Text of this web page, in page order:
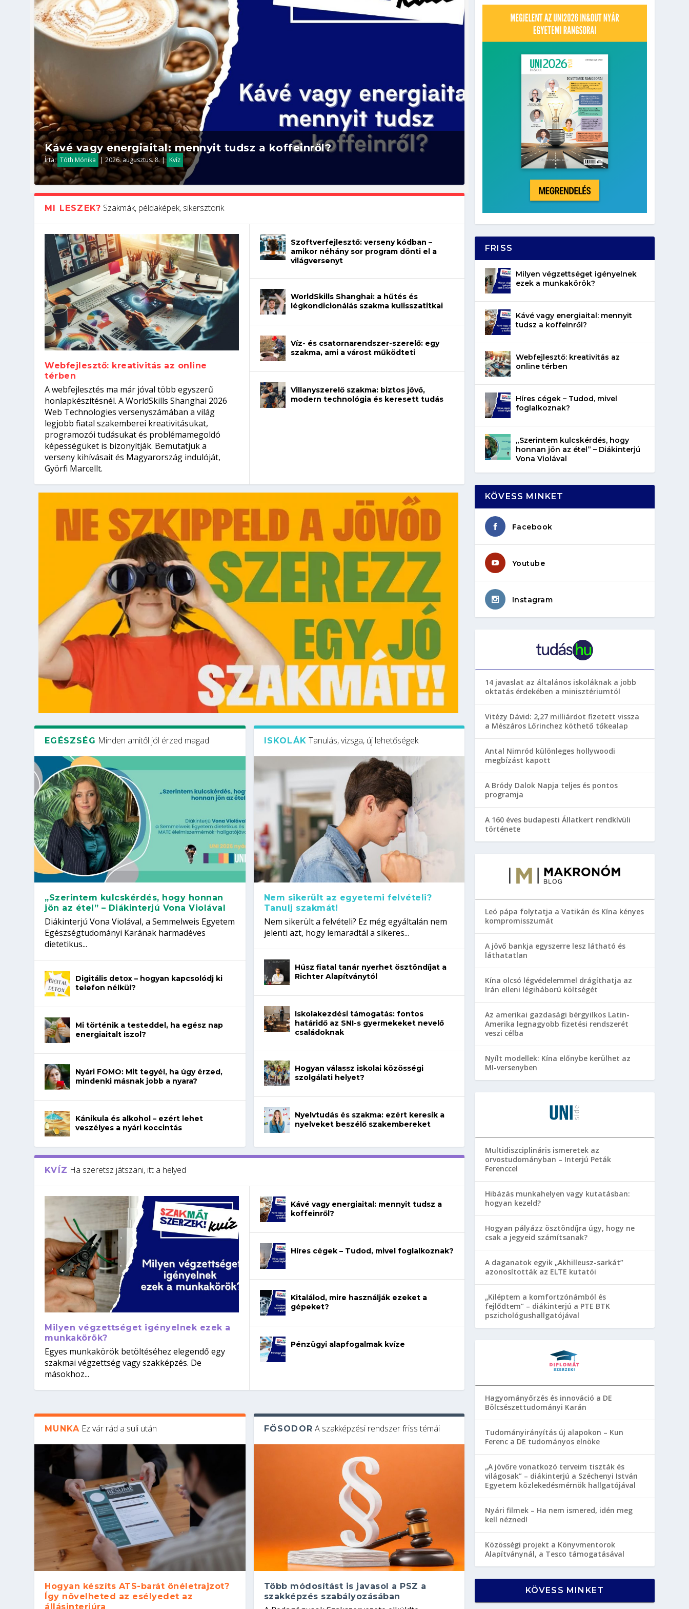
Kávé vagy energiaital: mennyit tudsz a koffeinről?
Írta: Tóth Mónika |2026. augusztus. 8.| Kvíz
Hogyan készíts ATS-barát önéletrajzot? Így növelheted az esélyedet az
állásinterjúra...
Írta: Oláh Erika |2026. augusztus. 5.| Munka
Kitalálod, mire használják ezeket a gépeket?
Írta: Tóth Mónika |2026. augusztus. 4.| Kvíz
Nem sikerült az egyetemi felvételi? Tanulj szakmát!
Írta: Oláh Erika |2026. augusztus. 4.| Iskolák
Szoftverfejlesztő: verseny kódban – amikor néhány sor program dönti
el a világversenyt...
Írta: Szakmát Szerzek | 2026. augusztus. 3.| Mi leszek?
MI LESZEK? Szakmák, példaképek, sikersztorik
Webfejlesztő: kreativitás az online
térben
A webfejlesztés ma már jóval több egyszerű
honlapkészítésnél. A WorldSkills Shanghai 2026
Web Technologies versenyszámában a világ
legjobb fiatal szakemberei kreativitásukat,
programozói tudásukat és problémamegoldó
képességüket is bizonyítják. Bemutatjuk a
verseny kihívásait és Magyarország indulóját,
Györfi Marcellt.
Szoftverfejlesztő: verseny kódban –
amikor néhány sor program dönti el a
világversenyt
WorldSkills Shanghai: a hűtés és
légkondicionálás szakma kulisszatitkai
Víz- és csatornarendszer-szerelő: egy
szakma, ami a várost működteti
Villanyszerelő szakma: biztos jövő,
modern technológia és keresett tudás
EGÉSZSÉG Minden amitől jól érzed magad
„Szerintem kulcskérdés, hogy honnan
jön az étel” – Diákinterjú Vona Violával
Diákinterjú Vona Violával, a Semmelweis Egyetem
Egészségtudományi Karának harmadéves
dietetikus...
Digitális detox – hogyan kapcsolódj ki
telefon nélkül?
Mi történik a testeddel, ha egész nap
energiaitalt iszol?
Nyári FOMO: Mit tegyél, ha úgy érzed,
mindenki másnak jobb a nyara?
Kánikula és alkohol – ezért lehet
veszélyes a nyári koccintás
ISKOLÁK Tanulás, vizsga, új lehetőségek
Nem sikerült az egyetemi felvételi?
Tanulj szakmát!
Nem sikerült a felvételi? Ez még egyáltalán nem
jelenti azt, hogy lemaradtál a sikeres...
Húsz fiatal tanár nyerhet ösztöndíjat a
Richter Alapítványtól
Iskolakezdési támogatás: fontos
határidő az SNI-s gyermekeket nevelő
családoknak
Hogyan válassz iskolai közösségi
szolgálati helyet?
Nyelvtudás és szakma: ezért keresik a
nyelveket beszélő szakembereket
KVÍZ Ha szeretsz játszani, itt a helyed
Milyen végzettséget igényelnek ezek a
munkakörök?
Egyes munkakörök betöltéséhez elegendő egy
szakmai végzettség vagy szakképzés. De
másokhoz...
Kávé vagy energiaital: mennyit tudsz a
koffeinről?
Híres cégek – Tudod, mivel foglalkoznak?
Kitalálod, mire használják ezeket a
gépeket?
Pénzügyi alapfogalmak kvíze
MUNKA Ez vár rád a suli után
Hogyan készíts ATS-barát önéletrajzot?
Így növelheted az esélyedet az
állásinterjúra
FŐSODOR A szakképzési rendszer friss témái
Több módosítást is javasol a PSZ a
szakképzés szabályozásában
FRISS
Milyen végzettséget igényelnek
ezek a munkakörök?
Kávé vagy energiaital: mennyit
tudsz a koffeinről?
Webfejlesztő: kreativitás az
online térben
Híres cégek – Tudod, mivel
foglalkoznak?
„Szerintem kulcskérdés, hogy
honnan jön az étel” – Diákinterjú
Vona Violával
KÖVESS MINKET
Facebook
Youtube
Instagram
14 javaslat az általános iskoláknak a jobb
oktatás érdekében a minisztériumtól
Vitézy Dávid: 2,27 milliárdot fizetett vissza
a Mészáros Lőrinchez köthető tőkealap
Antal Nimród különleges hollywoodi
megbízást kapott
A Bródy Dalok Napja teljes és pontos
programja
A 160 éves budapesti Állatkert rendkívüli
története
Leó pápa folytatja a Vatikán és Kína kényes
kompromisszumát
A jövő bankja egyszerre lesz látható és
láthatatlan
Kína olcsó légvédelemmel drágíthatja az
Irán elleni légiháború költségét
Az amerikai gazdasági bérgyilkos Latin-
Amerika legnagyobb fizetési rendszerét
veszi célba
Nyílt modellek: Kína előnybe kerülhet az
MI-versenyben
Multidiszciplináris ismeretek az
orvostudományban – Interjú Peták
Ferenccel
Hibázás munkahelyen vagy kutatásban:
hogyan kezeld?
Hogyan pályázz ösztöndíjra úgy, hogy ne
csak a jegyeid számítsanak?
A daganatok egyik „Akhilleusz-sarkát”
azonosították az ELTE kutatói
„Kiléptem a komfortzónámból és
fejlődtem” – diákinterjú a PTE BTK
pszichológushallgatójával
Hagyományőrzés és innováció a DE
Bölcsészettudományi Karán
Tudományirányítás új alapokon – Kun
Ferenc a DE tudományos elnöke
„A jövőre vonatkozó terveim tiszták és
világosak” – diákinterjú a Széchenyi István
Egyetem közlekedésmérnök hallgatójával
Nyári filmek – Ha nem ismered, idén meg
kell nézned!
Közösségi projekt a Könyvmentorok
Alapítványnál, a Tesco támogatásával
KÖVESS MINKET